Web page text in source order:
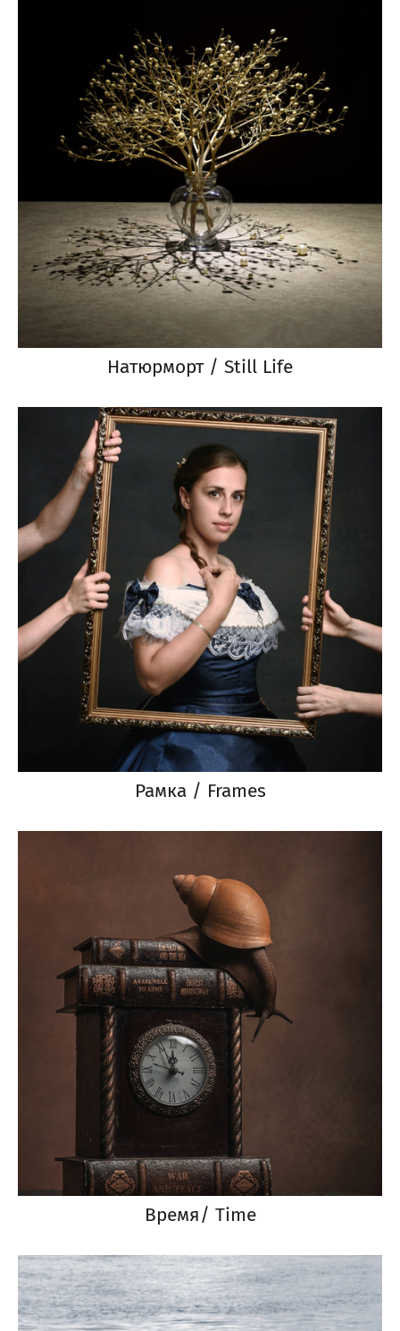
Натюрморт / Still Life
Рамка / Frames
Время/ Time